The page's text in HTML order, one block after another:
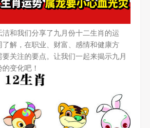
和我们分享了九月份十二生肖的运
解，在职业、财富、感情和健康方
关注的要点。让我们一起来揭示九月
变化吧！